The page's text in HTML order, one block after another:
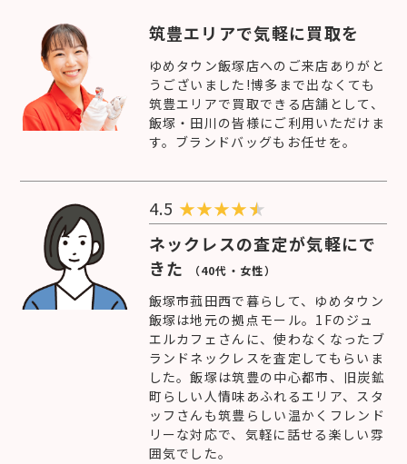
筑豊エリアで気軽に買取を
ゆめタウン飯塚店へのご来店ありがと
うございました!博多まで出なくても
筑豊エリアで買取できる店舗として、
飯塚・田川の皆様にご利用いただけま
す。ブランドバッグもお任せを。
4.5 ★★★★
ネックレスの査定が気軽にで
きた
（40代・女性）
飯塚市菰田西で暮らして、ゆめタウン
飯塚は地元の拠点モール。1Fのジュ
エルカフェさんに、使わなくなったブ
ランドネックレスを査定してもらいま
した。飯塚は筑豊の中心都市、旧炭鉱
町らしい人情味あふれるエリア、スタ
ッフさんも筑豊らしい温かくフレンド
リーな対応で、気軽に話せる楽しい雰
囲気でした。